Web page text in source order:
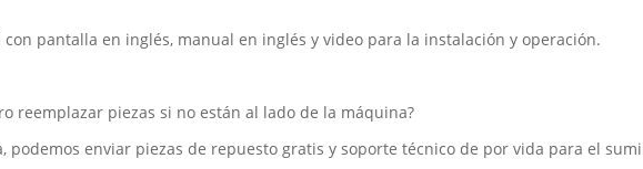
pantalla en inglés, manual en inglés y video para la instalación y operación.
reemplazar piezas si no están al lado de la máquina?
podemos enviar piezas de repuesto gratis y soporte técnico de por vida para el